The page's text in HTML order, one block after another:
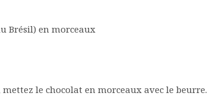
Brésil) en morceaux
le chocolat en morceaux avec le beurre.